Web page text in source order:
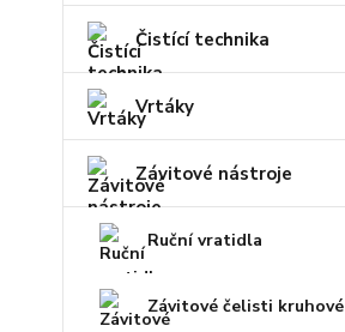
Čistící technika
Vrtáky
Závitové nástroje
Ruční vratidla
Závitové čelisti kruhové